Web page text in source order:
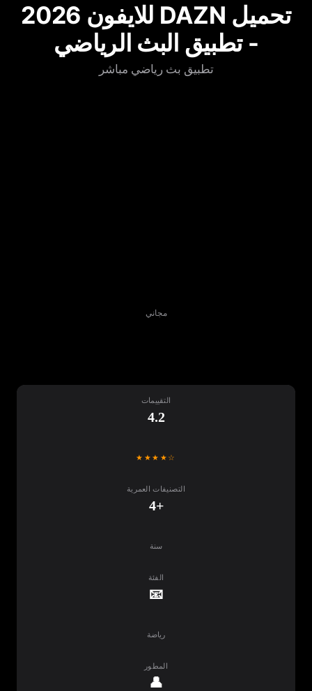
تحميل DAZN للايفون 2026
- تطبيق البث الرياضي
تطبيق بث رياضي مباشر
مجاني
التقييمات
4.2
★★★★☆
التصنيفات العمرية
+4
سنة
الفئة
📧
رياضة
المطور
👤